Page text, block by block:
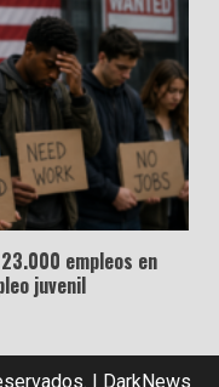
empleos en
juvenil
DarkNews